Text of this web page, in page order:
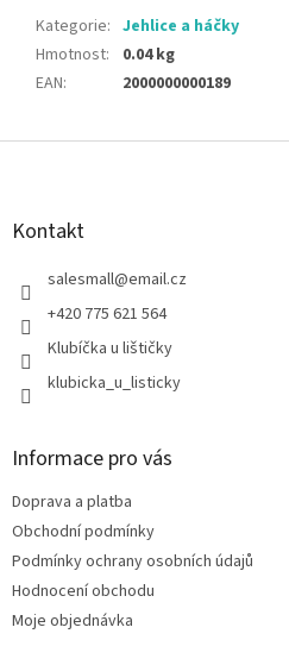
Kategorie: Jehlice a háčky
Hmotnost:
0.04 kg
EAN: 2000000000189
Z
Kontakt
salesmall@email.cz
+420 775 621 564
Klubíčka u lištičky
klubicka_u_listicky
Informace pro vás
Doprava a platba
Obchodní podmínky
Podmínky ochrany osobních údajů
Hodnocení obchodu
Moje objednávka